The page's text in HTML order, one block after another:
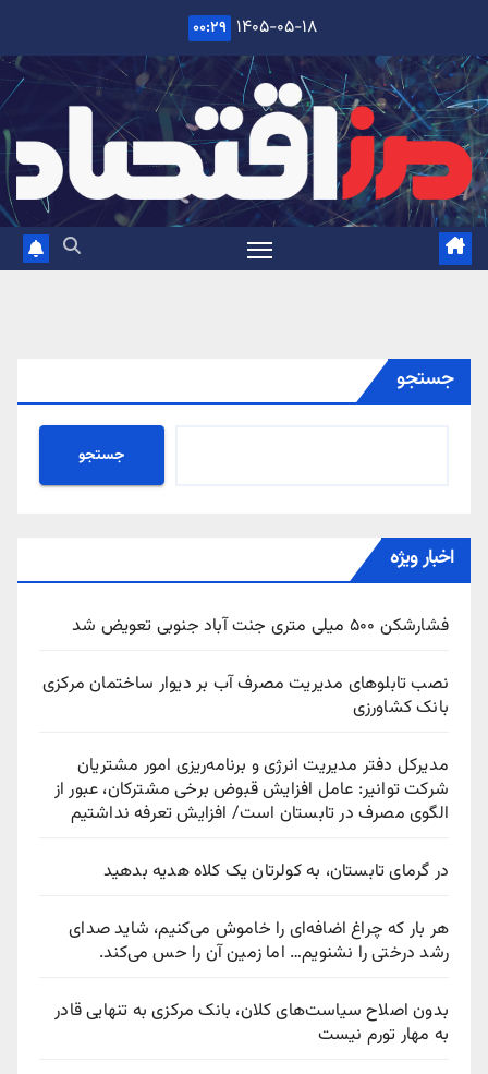
content
۱۴۰۵-۰۵-۱۸ ۰۰:۲۹
جستجو
جستجو
اخبار ویژه
فشارشکن ۵۰۰ میلی متری جنت آباد جنوبی تعویض شد
نصب تابلوهای مدیریت مصرف آب بر دیوار ساختمان مرکزی
بانک کشاورزی
مدیرکل دفتر مدیریت انرژی و برنامه‌ریزی امور مشتریان
شرکت توانیر: عامل افزایش قبوض برخی مشترکان، عبور از
الگوی مصرف در تابستان است/ افزایش تعرفه نداشتیم
در گرمای تابستان، به کولرتان یک کلاه هدیه بدهید
هر بار که چراغ اضافه‌ای را خاموش می‌کنیم، شاید صدای
رشد درختی را نشنویم… اما زمین آن را حس می‌کند.
بدون اصلاح سیاست‌های کلان، بانک مرکزی به تنهایی قادر
به مهار تورم نیست